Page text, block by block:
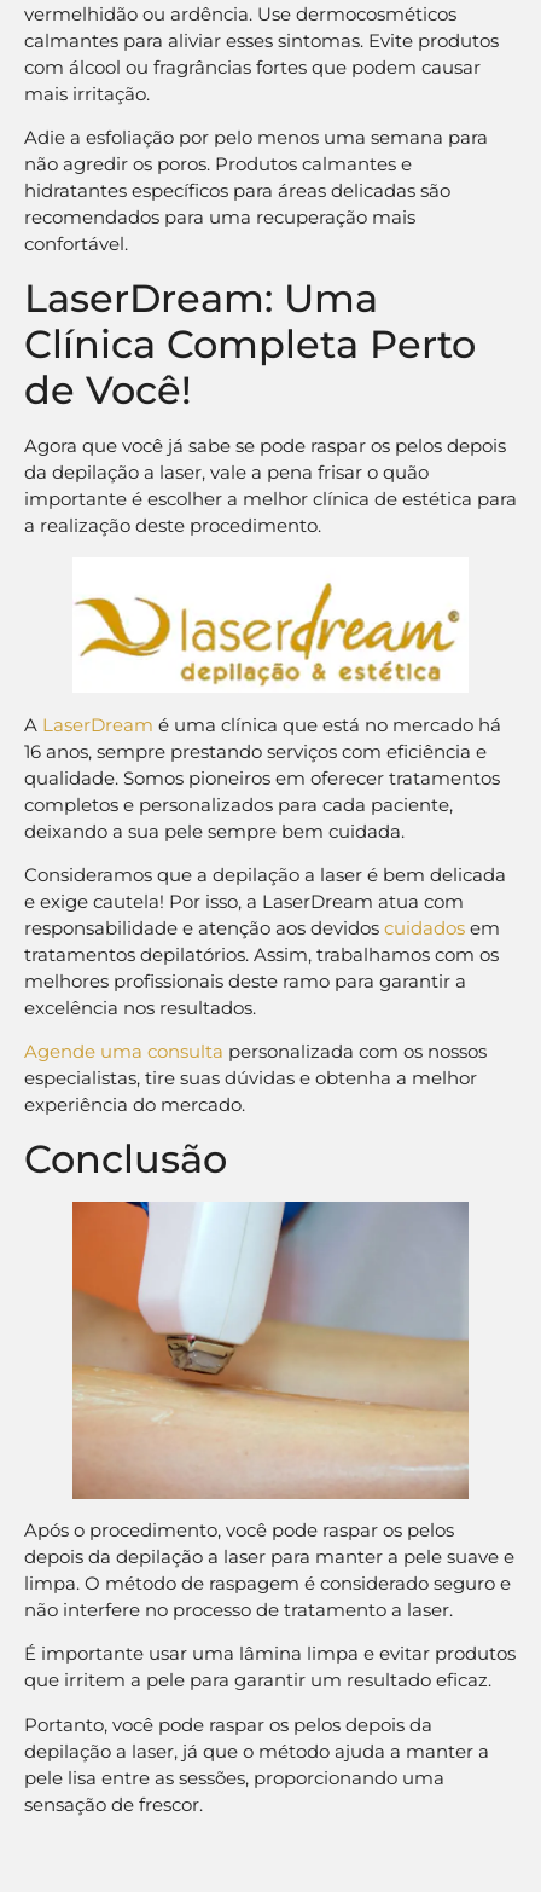
vermelhidão ou ardência. Use dermocosméticos
calmantes para aliviar esses sintomas. Evite produtos
com álcool ou fragrâncias fortes que podem causar
mais irritação.
Adie a esfoliação por pelo menos uma semana para
não agredir os poros. Produtos calmantes e
hidratantes específicos para áreas delicadas são
recomendados para uma recuperação mais
confortável.
LaserDream: Uma
Clínica Completa Perto
de Você!
Agora que você já sabe se pode raspar os pelos depois
da depilação a laser, vale a pena frisar o quão
importante é escolher a melhor clínica de estética para
a realização deste procedimento.
A LaserDream é uma clínica que está no mercado há
16 anos, sempre prestando serviços com eficiência e
qualidade. Somos pioneiros em oferecer tratamentos
completos e personalizados para cada paciente,
deixando a sua pele sempre bem cuidada.
Consideramos que a depilação a laser é bem delicada
e exige cautela! Por isso, a LaserDream atua com
responsabilidade e atenção aos devidos cuidados em
tratamentos depilatórios. Assim, trabalhamos com os
melhores profissionais deste ramo para garantir a
excelência nos resultados.
Agende uma consulta personalizada com os nossos
especialistas, tire suas dúvidas e obtenha a melhor
experiência do mercado.
Conclusão
Após o procedimento, você pode raspar os pelos
depois da depilação a laser para manter a pele suave e
limpa. O método de raspagem é considerado seguro e
não interfere no processo de tratamento a laser.
É importante usar uma lâmina limpa e evitar produtos
que irritem a pele para garantir um resultado eficaz.
Portanto, você pode raspar os pelos depois da
depilação a laser, já que o método ajuda a manter a
pele lisa entre as sessões, proporcionando uma
sensação de frescor.